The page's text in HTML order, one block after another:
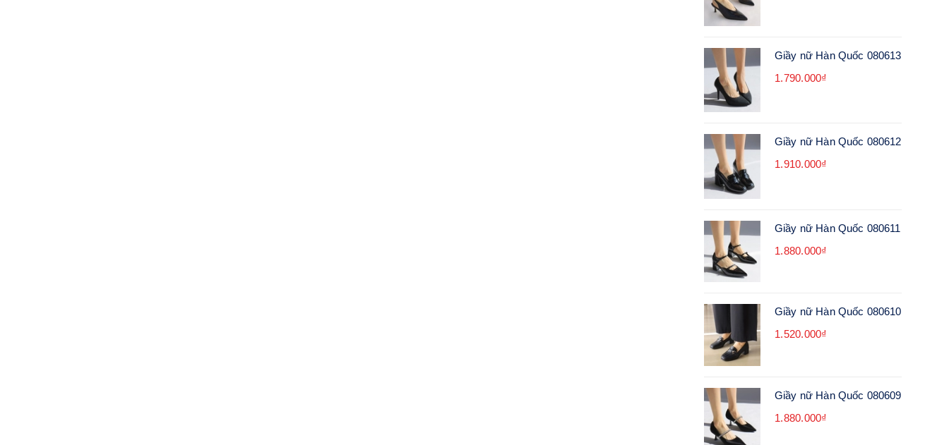
Giầy nữ Hàn Quốc 080613
1.790.000₫
Giầy nữ Hàn Quốc 080612
1.910.000₫
Giầy nữ Hàn Quốc 080611
1.880.000₫
Giầy nữ Hàn Quốc 080610
1.520.000₫
Giầy nữ Hàn Quốc 080609
1.880.000₫